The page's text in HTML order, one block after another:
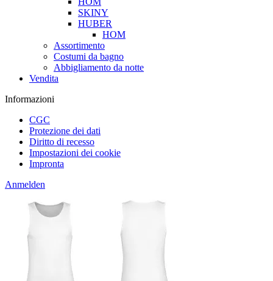
SKINY
HUBER
HOM
Assortimento
Costumi da bagno
Abbigliamento da notte
Vendita
Informazioni
CGC
Protezione dei dati
Diritto di recesso
Impostazioni dei cookie
Impronta
Anmelden